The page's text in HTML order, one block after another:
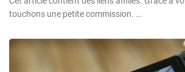
touchons une petite commission. …